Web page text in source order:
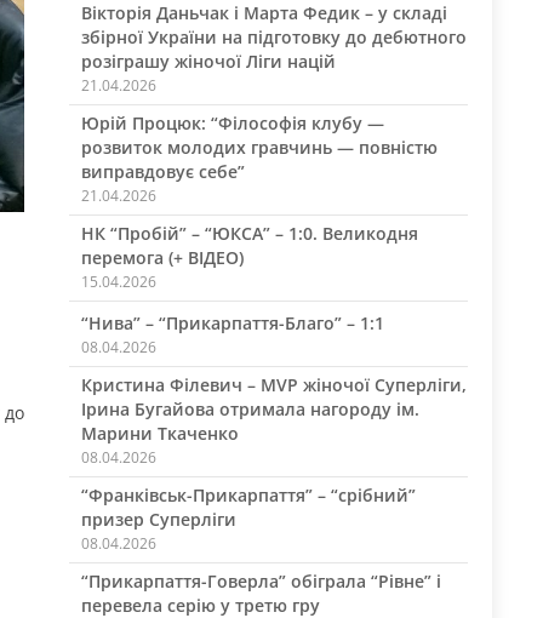
до
Вікторія Даньчак і Марта Федик – у складі
збірної України на підготовку до дебютного
розіграшу жіночої Ліги націй
21.04.2026
Юрій Процюк: “Філософія клубу —
розвиток молодих гравчинь — повністю
виправдовує себе”
21.04.2026
НК “Пробій” – “ЮКСА” – 1:0. Великодня
перемога (+ ВІДЕО)
15.04.2026
“Нива” – “Прикарпаття-Благо” – 1:1
08.04.2026
Кристина Філевич – MVP жіночої Суперліги,
Ірина Бугайова отримала нагороду ім.
Марини Ткаченко
08.04.2026
“Франківськ-Прикарпаття” – “срібний”
призер Суперліги
08.04.2026
“Прикарпаття-Говерла” обіграла “Рівне” і
перевела серію у третю гру